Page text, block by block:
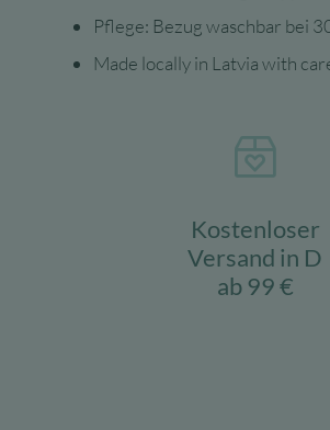
Pflege: Bezug waschbar bei
Made locally in Latvia with
Kostenloser
Versand in D
ab 99 €